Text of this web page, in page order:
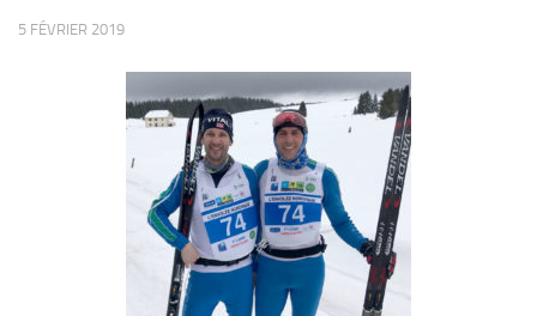
5 FÉVRIER 2019